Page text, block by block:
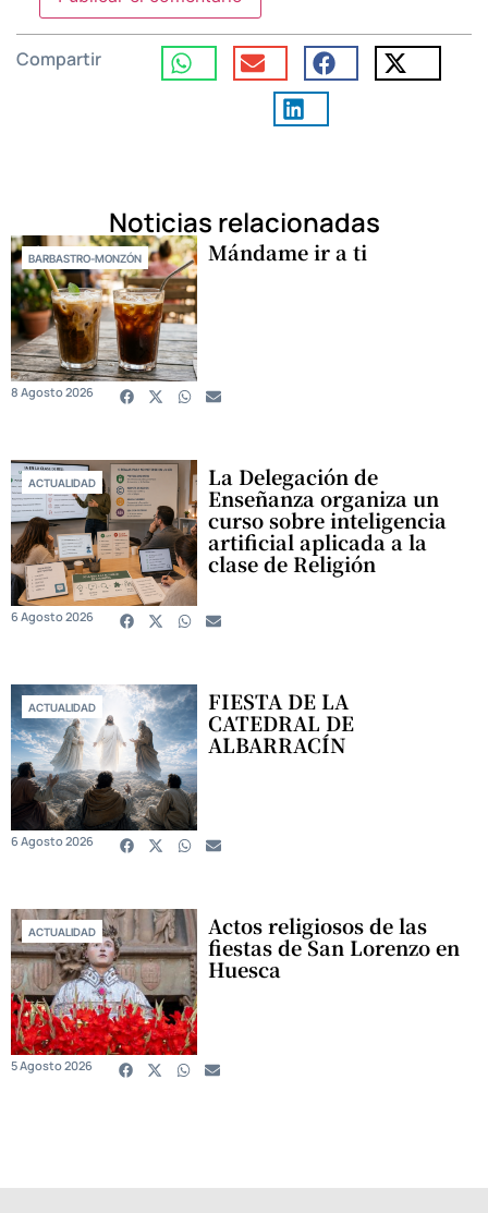
Compartir
Noticias relacionadas
BARBASTRO-MONZÓN Mándame ir a ti
8 Agosto 2026
ACTUALIDAD La Delegación de
Enseñanza organiza un
curso sobre inteligencia
artificial aplicada a la
clase de Religión
6 Agosto 2026
ACTUALIDAD FIESTA DE LA
CATEDRAL DE
ALBARRACÍN
6 Agosto 2026
ACTUALIDAD Actos religiosos de las
fiestas de San Lorenzo en
Huesca
5 Agosto 2026